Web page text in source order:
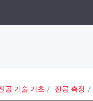
공 기술 기초 진공 측정